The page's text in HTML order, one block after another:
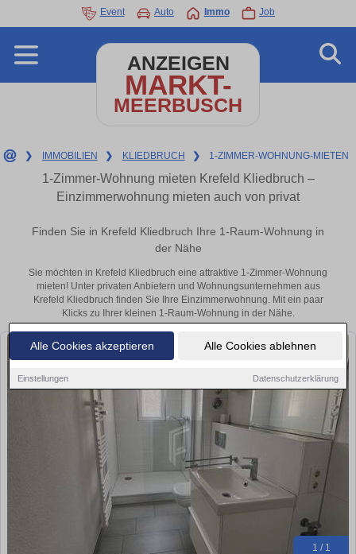
Alle Cookies akzeptieren Alle Cookies ablehnen
Einstellungen Datenschutzerklärung
Event Auto Immo Job
ANZEIGEN
MARKT-
MEERBUSCH
❯ IMMOBILIEN ❯ KLIEDBRUCH ❯ 1-ZIMMER-WOHNUNG-MIETEN
1-Zimmer-Wohnung mieten Krefeld Kliedbruch –
Einzimmerwohnung mieten auch von privat
Finden Sie in Krefeld Kliedbruch Ihre 1-Raum-Wohnung in
der Nähe
Sie möchten in Krefeld Kliedbruch eine attraktive 1-Zimmer-Wohnung
mieten! Unter privaten Anbietern und Wohnungsunternehmen aus
Krefeld Kliedbruch finden Sie Ihre Einzimmerwohnung. Mit ein paar
Klicks zu Ihrer kleinen 1-Raum-Wohnung in der Nähe.
1 / 1